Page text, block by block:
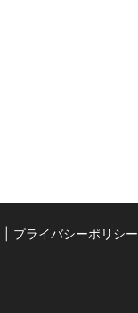
プライバシーポリシー